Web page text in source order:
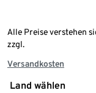
Alle Preise verstehen
zzgl.
Versandkosten
Land wählen